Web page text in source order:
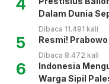
Dalam Dunia
Dibaca 11.491 kali
5 Resmi!
Dibaca 8.472 kali
6
Indonesia
Warga Sipil